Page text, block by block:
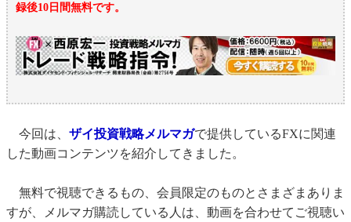
録後10日間無料です。
今回は、 ザイ投資戦略メルマガで提供しているFXに関連
した動画コンテンツを紹介してきました。
無料で視聴できるもの、会員限定のものとさまざまありま
すが、メルマガ購読している人は、動画を合わせてご視聴い